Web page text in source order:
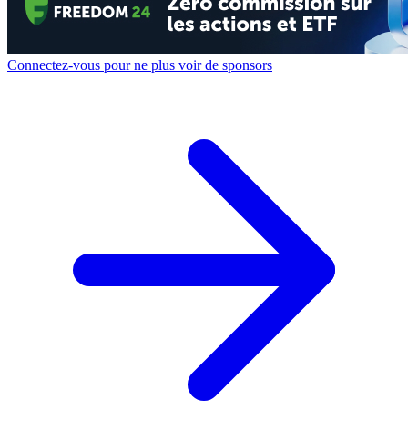
Connectez-vous pour ne plus voir de sponsors